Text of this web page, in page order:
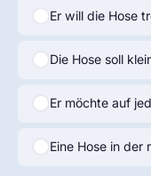
Er will die Hose
Die Hose soll
Er möchte auf
Eine Hose in der